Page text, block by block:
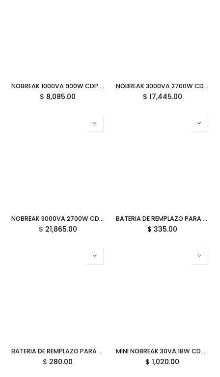
NOBREAK 1000VA 900W CDP UPO11-1 4C 12M DE GARANTIA
$ 8,085.00
NOBREAK 3000VA 2700W CDP UPO11-3 4C 12M DE GARANTIA
$ 17,445.00
NOBREAK 3000VA 2700W CDP UPO11-3RT 8C 12M DE GARANTIA
$ 21,865.00
BATERIA DE REMPLAZO PARA NO BREAK SMARTBITT SBBA12-7 12V 7AH 11M DE GARANTIA
$ 335.00
BATERIA DE REMPLAZO PARA NO BREAK SMARTBITT SBBA12-5 12V 5AH 11M DE GARANTIA
$ 280.00
MINI NOBREAK 30VA 18W CDP MINIUPS20KMAH TIPO-C 12M DE GARANTIA
$ 1,020.00